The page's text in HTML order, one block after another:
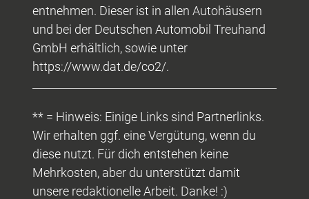
entnehmen. Dieser ist in allen Autohäusern
und bei der Deutschen Automobil Treuhand
GmbH erhältlich, sowie unter
https://www.dat.de/co2/.
** = Hinweis: Einige Links sind Partnerlinks.
Wir erhalten ggf. eine Vergütung, wenn du
diese nutzt. Für dich entstehen keine
Mehrkosten, aber du unterstützt damit
unsere redaktionelle Arbeit. Danke! :)